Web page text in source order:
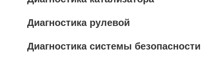
Диагностика рулевой
Диагностика системы безопасности